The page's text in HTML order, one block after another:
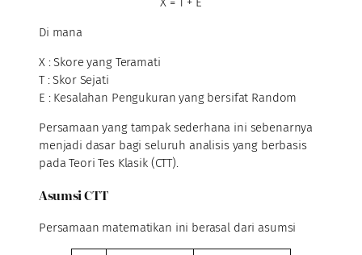
Di mana
X : Skore yang Teramati
T : Skor Sejati
E : Kesalahan Pengukuran yang bersifat Random
Persamaan yang tampak sederhana ini sebenarnya
menjadi dasar bagi seluruh analisis yang berbasis
pada Teori Tes Klasik (CTT).
Asumsi CTT
Persamaan matematikan ini berasal dari asumsi